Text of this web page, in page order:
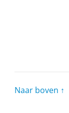
Naar boven ↑